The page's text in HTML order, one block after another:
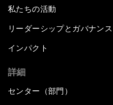
私たちの活動
リーダーシップとガバナンス
インパクト
詳細
センター（部門）